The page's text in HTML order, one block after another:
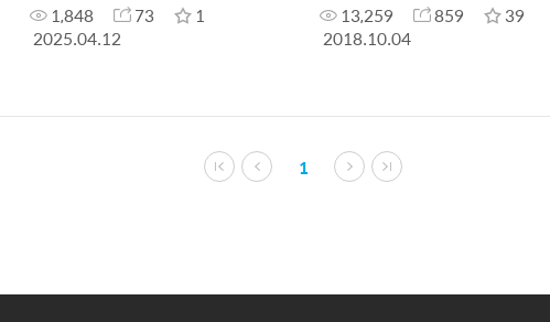
1,848 73
1
2025.04.12
13,259 859
39
2018.10.04
1